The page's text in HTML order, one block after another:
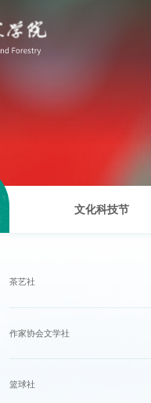
文化科技节
茶艺社
作家协会文学社
篮球社